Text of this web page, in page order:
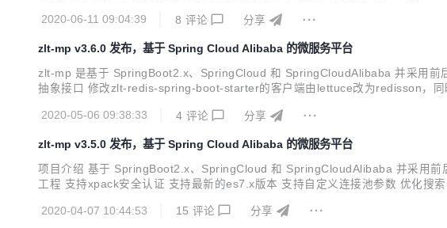
2020-06-11 09:04:39
8 评论 分享
zlt-mp v3.6.0 发布，基于 Spring Cloud Alibaba 的微服务平台
zlt-mp 是基于 SpringBoot2.x、SpringCloud 和 SpringCloudAlibaba 并采用前
抽象接口 修改zlt-redis-spring-boot-starter的客户端由lettuce改为redisson，
2020-05-06 09:38:33
4 评论 分享
zlt-mp v3.5.0 发布，基于 Spring Cloud Alibaba 的微服务平台
项目介绍 基于 SpringBoot2.x、SpringCloud 和 SpringCloudAlibaba 并采用
工程 支持xpack安全认证 支持最新的es7.x版本 支持自定义连接池参数 优化
2020-04-07 10:44:53
15 评论 分享